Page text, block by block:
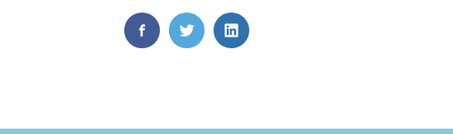
FaceBook
TwitterLinkedIn